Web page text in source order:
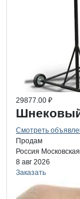
29877.00 ₽
Смотреть
Продам
Россия
8 авг 2026
Заказать